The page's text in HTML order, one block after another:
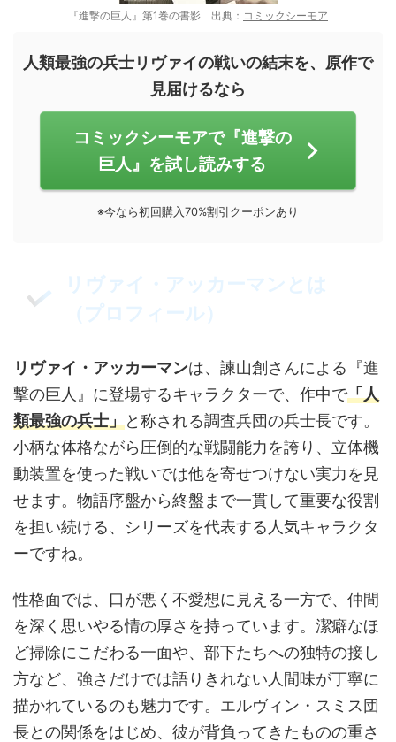
『進撃の巨人』第1巻の書影 出典： コミックシーモア
人類最強の兵士リヴァイの戦いの結末を、原作で
見届けるなら
コミックシーモアで『進撃の
巨人』を試し読みする
※今なら初回購入70%割引クーポンあり
リヴァイ・アッカーマンとは
（プロフィール）
リヴァイ・アッカーマンは、諫山創さんによる『進
撃の巨人』に登場するキャラクターで、作中で「人
類最強の兵士」と称される調査兵団の兵士長です。
小柄な体格ながら圧倒的な戦闘能力を誇り、立体機
動装置を使った戦いでは他を寄せつけない実力を見
せます。物語序盤から終盤まで一貫して重要な役割
を担い続ける、シリーズを代表する人気キャラクタ
ーですね。
性格面では、口が悪く不愛想に見える一方で、仲間
を深く思いやる情の厚さを持っています。潔癖なほ
ど掃除にこだわる一面や、部下たちへの独特の接し
方など、強さだけでは語りきれない人間味が丁寧に
描かれているのも魅力です。エルヴィン・スミス団
長との関係をはじめ、彼が背負ってきたものの重さ